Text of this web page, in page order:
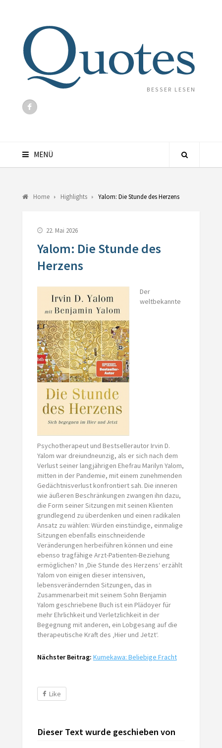
BESSER LESEN
MENÜ
Home Highlights Yalom: Die Stunde des Herzens
22. Mai 2026
Yalom: Die Stunde des
Herzens
Der
weltbekannte
Psychotherapeut und Bestsellerautor Irvin D.
Yalom war dreiundneunzig, als er sich nach dem
Verlust seiner langjährigen Ehefrau Marilyn Yalom,
mitten in der Pandemie, mit einem zunehmenden
Gedächtnisverlust konfrontiert sah. Die inneren
wie äußeren Beschränkungen zwangen ihn dazu,
die Form seiner Sitzungen mit seinen Klienten
grundlegend zu überdenken und einen radikalen
Ansatz zu wählen: Würden einstündige, einmalige
Sitzungen ebenfalls einschneidende
Veränderungen herbeiführen können und eine
ebenso tragfähige Arzt-Patienten-Beziehung
ermöglichen? In ‚Die Stunde des Herzens‘ erzählt
Yalom von einigen dieser intensiven,
lebensverändernden Sitzungen, das in
Zusammenarbeit mit seinem Sohn Benjamin
Yalom geschriebene Buch ist ein Plädoyer für
mehr Ehrlichkeit und Verletzlichkeit in der
Begegnung mit anderen, ein Lobgesang auf die
therapeutische Kraft des ‚Hier und Jetzt‘.
Nächster Beitrag: Kumekawa: Beliebige Fracht
Like
Dieser Text wurde geschieben von